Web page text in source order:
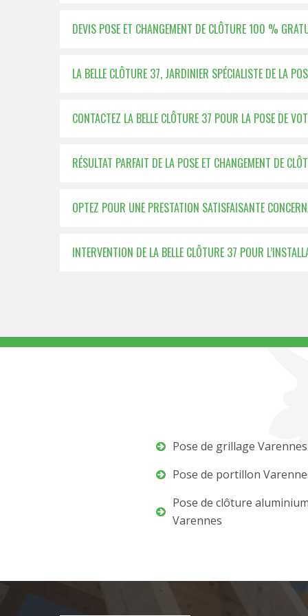
DEVIS POSE ET CHANGEMENT DE CLÔTURE 100 %
LA BELLE CLÔTURE 37, JARDINIER SPÉCIALISTE DE LA
CONTACTEZ LA BELLE CLÔTURE 37 POUR LA POSE DE
RÉSULTAT PARFAIT DE LA POSE ET CHANGEMENT DE
OPTEZ POUR UNE PRESTATION SATISFAISANTE
INTERVENTION DE LA BELLE CLÔTURE 37 POUR
Pose de grillage Varennes
Pose de portillon
Pose de clôture
Varennes